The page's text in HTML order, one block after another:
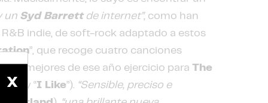
un Syd Barrettde internet”, como han
indie, de soft-rock adaptado a estos
”, que recoge cuatro canciones
las mejores de ese año ejercicio para The
” y “I Like”). “Sensible, preciso e
X